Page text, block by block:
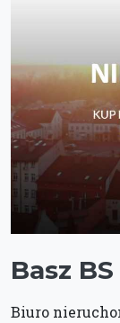
Basz
Biuro